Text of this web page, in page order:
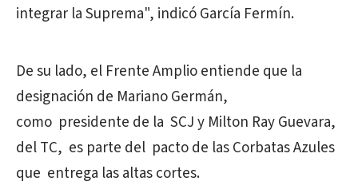
integrar la Suprema", indicó García Fermín.
De su lado, el Frente Amplio entiende que la
designación de Mariano Germán,
como presidente de la SCJ y Milton Ray Guevara,
del TC, es parte del pacto de las Corbatas Azules
que entrega las altas cortes.